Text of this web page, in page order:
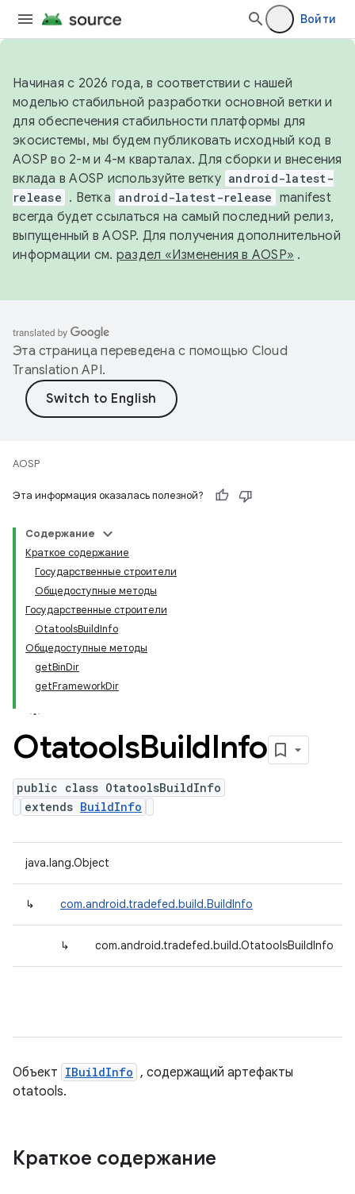
Войти
Начиная с 2026 года, в соответствии с нашей
моделью стабильной разработки основной ветки и
для обеспечения стабильности платформы для
экосистемы, мы будем публиковать исходный код в
AOSP во 2-м и 4-м кварталах. Для сборки и внесения
вклада в AOSP используйте ветку android-latest-
release . Ветка android-latest-release manifest
всегда будет ссылаться на самый последний релиз,
выпущенный в AOSP. Для получения дополнительной
информации см. раздел «Изменения в AOSP» .
Эта страница переведена с помощью Cloud
Translation API.
AOSP
Эта информация оказалась полезной?
Содержание
Краткое содержание
Государственные строители
Общедоступные методы
Государственные строители
OtatoolsBuildInfo
Общедоступные методы
getBinDir
getFrameworkDir
OtatoolsBuildInfo
public class OtatoolsBuildInfo
extends BuildInfo
java.lang.Object
↳ com.android.tradefed.build.BuildInfo
↳ com.android.tradefed.build.OtatoolsBuildInfo
Объект IBuildInfo , содержащий артефакты
otatools.
Краткое содержание